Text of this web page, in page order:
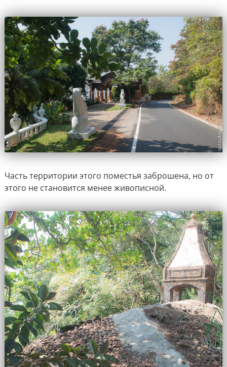
Часть территории этого поместья заброшена, но от
этого не становится менее живописной.